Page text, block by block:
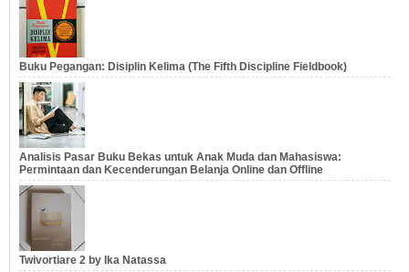
Buku Pegangan: Disiplin Kelima (The Fifth Discipline Fieldbook)
Analisis Pasar Buku Bekas untuk Anak Muda dan Mahasiswa:
Permintaan dan Kecenderungan Belanja Online dan Offline
Twivortiare 2 by Ika Natassa